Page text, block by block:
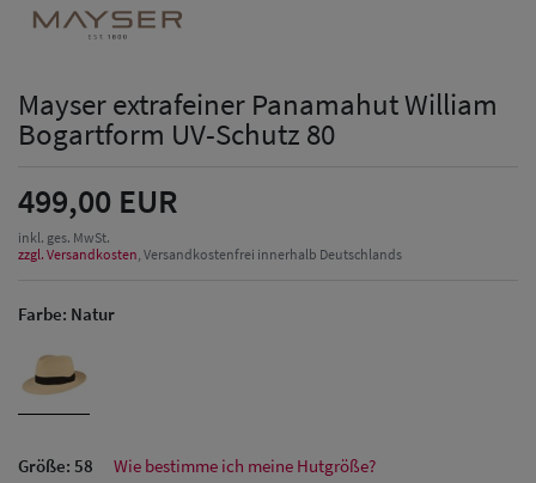
Mayser extrafeiner Panamahut William
Bogartform UV-Schutz 80
499,00 EUR
inkl. ges. MwSt.
zzgl. Versandkosten , Versandkostenfrei innerhalb Deutschlands
Farbe: Natur
Größe: 58
Wie bestimme ich meine Hutgröße?